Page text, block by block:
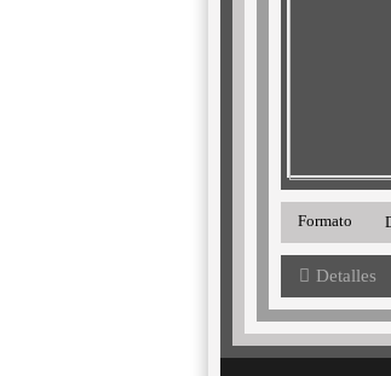
Formato
Detalles